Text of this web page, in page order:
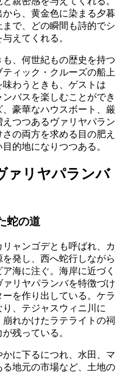
ら、黄金色に染まる夕暮
で、どの瞬間も詩的でシ
えてくれる。
、何世紀もの歴史を持つ
ィック・クルーズの船上
わうときも、ゲストは
バスを楽しむことができ
豪華なハウスボート、厳
つつあるヴァリヤパラン
の両方を求める目の肥え
的地になりつつある。
ァリヤパランバ
蛇の道
リャンゴデとも呼ばれ、カ
発し、西へ蛇行しながら
海に注ぐ。海岸に近づく
リヤパランバを特徴づけ
を作り出している。ケラ
、テジャスウィニ川に
れかけたラテライトの祠
残っている。
に下るにつれ、水田、マ
地元の市場など、土地の